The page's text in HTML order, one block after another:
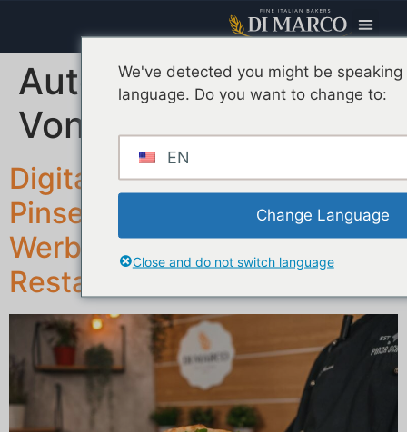
Autor:
VonMarcAdmin
Digitales Marketing für
Pinserie: Wie viel kostet die
Werbung für Ihr
Restaurant?
We've detected you might be
language. Do you want to change to:
EN
Change Language
Close and do not switch language